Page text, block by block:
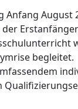
Anfang August
begleitet.